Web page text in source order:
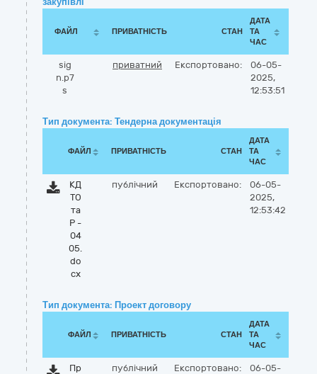
ФАЙЛ ПРИВАТНІСТЬ СТАН
ДАТА
ТА
ЧАС
sig
n.p7
s
приватний Експортовано:
06-05-
2025,
12:53:51
Тип документа: Тендерна документація
ФАЙЛ ПРИВАТНІСТЬ СТАН
ДАТА
ТА
ЧАС
КД
ТО
та
Р -
04
05.
do
cx
публічний Експортовано:
06-05-
2025,
12:53:42
Тип документа: Проект договору
ФАЙЛ ПРИВАТНІСТЬ СТАН
ДАТА
ТА
ЧАС
Пр
публічний Експортовано:
06-05-